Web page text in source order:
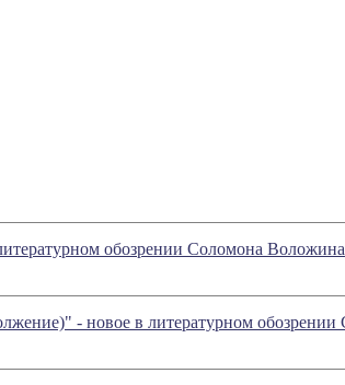
обозрении Соломона Воложина
- новое в литературном